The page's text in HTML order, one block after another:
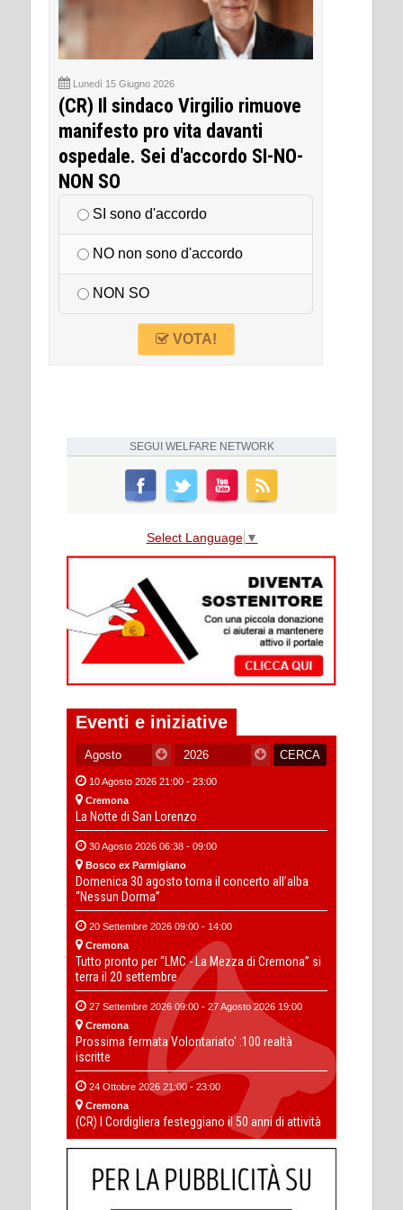
Lunedì 15 Giugno 2026
(CR) Il sindaco Virgilio rimuove
manifesto pro vita davanti
ospedale. Sei d'accordo SI-NO-
NON SO
SI sono d'accordo
NO non sono d'accordo
NON SO
VOTA!
SEGUI WELFARE NETWORK
Select Language ▼
Eventi e iniziative
10 Agosto 2026 21:00 - 23:00
Cremona
La Notte di San Lorenzo
30 Agosto 2026 06:38 - 09:00
Bosco ex Parmigiano
Domenica 30 agosto torna il concerto all’alba
“Nessun Dorma”
20 Settembre 2026 09:00 - 14:00
Cremona
Tutto pronto per “LMC - La Mezza di Cremona” si
terra il 20 settembre
27 Settembre 2026 09:00 - 27 Agosto 2026 19:00
Cremona
Prossima fermata Volontariato' :100 realtà
iscritte
24 Ottobre 2026 21:00 - 23:00
Cremona
(CR) I Cordigliera festeggiano il 50 anni di attività